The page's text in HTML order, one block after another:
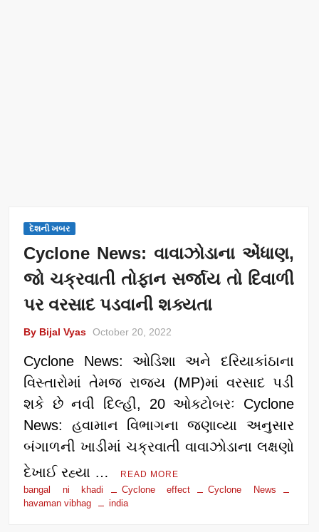
દેશની ખબર
Cyclone News: વાવાઝોડાના એંધાણ,
જો ચક્રવાતી તોફાન સર્જાય તો દિવાળી
પર વરસાદ પડવાની શક્યતા
By Bijal Vyas October 20, 2022
Cyclone News: ઓડિશા અને દરિયાકાંઠાના
વિસ્તારોમાં તેમજ રાજ્ય (MP)માં વરસાદ પડી
શકે છે નવી દિલ્હી, 20 ઓક્ટોબરઃ Cyclone
News: હવામાન વિભાગના જણાવ્યા અનુસાર
બંગાળની ખાડીમાં ચક્રવાતી વાવાઝોડાના લક્ષણો
દેખાઈ રહ્યા …
READ MORE
bangal ni khadi Cyclone effect
Cyclone News
havaman vibhag
india